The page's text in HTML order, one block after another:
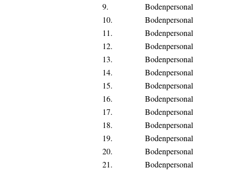
9.
Bodenpersonal
10.
Bodenpersonal
11.
Bodenpersonal
12.
Bodenpersonal
13.
Bodenpersonal
14.
Bodenpersonal
15.
Bodenpersonal
16.
Bodenpersonal
17.
Bodenpersonal
18.
Bodenpersonal
19.
Bodenpersonal
20.
Bodenpersonal
21.
Bodenpersonal